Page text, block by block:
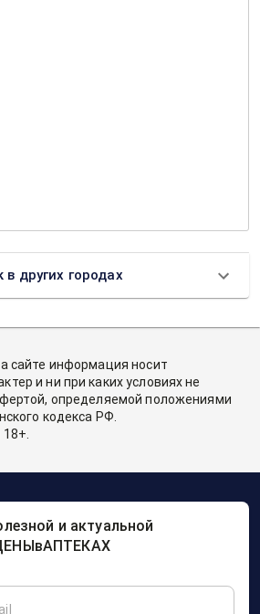
других городах
сайте информация носит
и ни при каких условиях не
определяемой положениями
кодекса РФ.
и актуальной